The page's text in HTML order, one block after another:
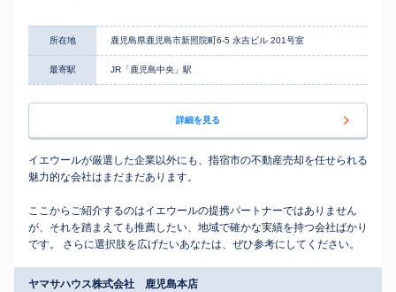
所在地 鹿児島県鹿児島市新照院町6-5 永吉ビル 201号室
最寄駅 JR「鹿児島中央」駅
詳細を見る
イエウールが厳選した企業以外にも、指宿市の不動産売却を任せられる
魅力的な会社はまだまだあります。
ここからご紹介するのはイエウールの提携パートナーではありません
が、それを踏まえても推薦したい、地域で確かな実績を持つ会社ばかり
です。 さらに選択肢を広げたいあなたは、ぜひ参考にしてください。
ヤマサハウス株式会社 鹿児島本店